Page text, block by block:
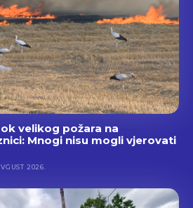
velikog požara na
Mnogi nisu mogli vjerovati
2026.